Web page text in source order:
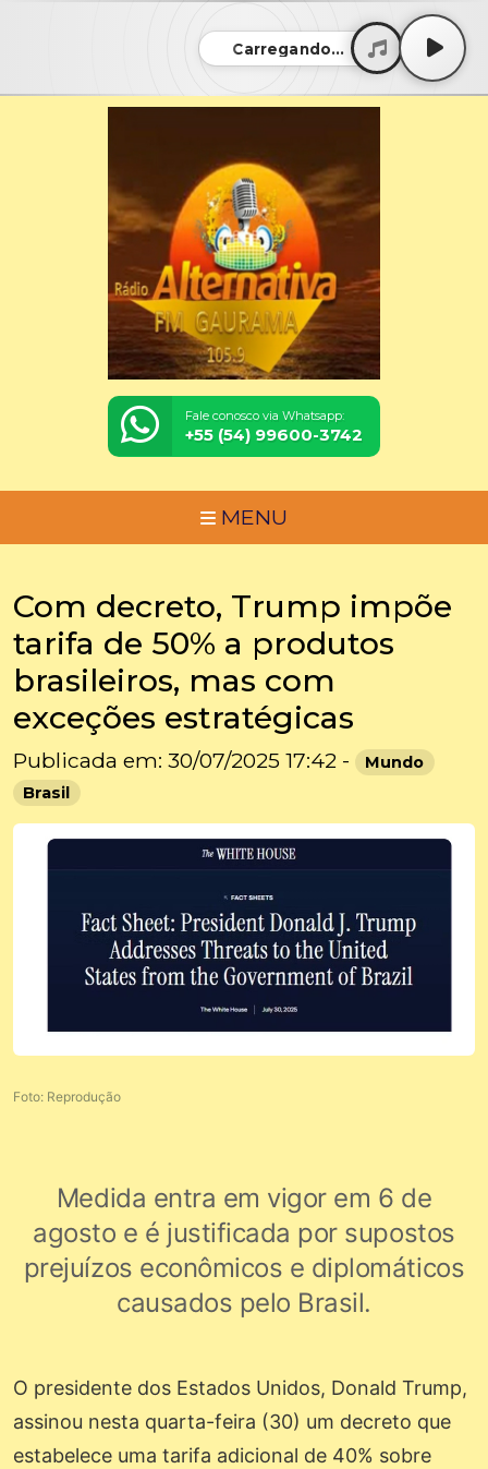
Carregando...
Fale conosco via Whatsapp:
+55 (54) 99600-3742
MENU
Com decreto, Trump impõe
tarifa de 50% a produtos
brasileiros, mas com
exceções estratégicas
Publicada em: 30/07/2025 17:42 -
Mundo
Brasil
Foto: Reprodução
Medida entra em vigor em 6 de
agosto e é justificada por supostos
prejuízos econômicos e diplomáticos
causados pelo Brasil.
O presidente dos Estados Unidos, Donald Trump,
assinou nesta quarta-feira (30) um decreto que
estabelece uma tarifa adicional de 40% sobre